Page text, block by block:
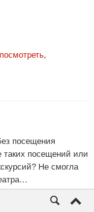
,
посещения
таких посещений или
Не смогла